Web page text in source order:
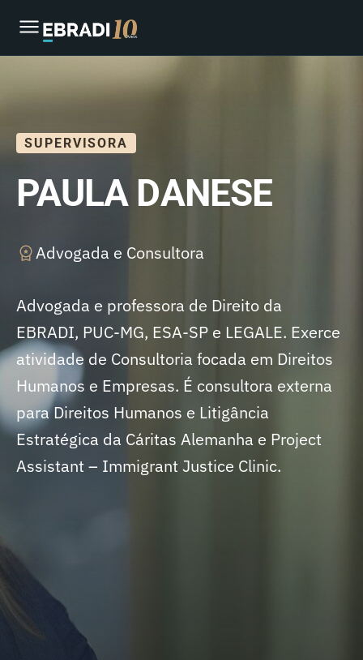
SUPERVISORA
PAULA DANESE
Advogada e Consultora
Advogada e professora de Direito da
EBRADI, PUC-MG, ESA-SP e LEGALE. Exerce
atividade de Consultoria focada em Direitos
Humanos e Empresas. É consultora externa
para Direitos Humanos e Litigância
Estratégica da Cáritas Alemanha e Project
Assistant – Immigrant Justice Clinic.
SIGA NAS REDES